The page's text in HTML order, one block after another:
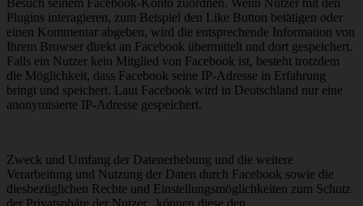
Plugins interagieren, zum Beispiel den Like Button betätigen oder
einen Kommentar abgeben, wird die entsprechende Information von
Ihrem Browser direkt an Facebook übermittelt und dort gespeichert.
Falls ein Nutzer kein Mitglied von Facebook ist, besteht trotzdem
die Möglichkeit, dass Facebook seine IP-Adresse in Erfahrung
bringt und speichert. Laut Facebook wird in Deutschland nur eine
anonymisierte IP-Adresse gespeichert.
Zweck und Umfang der Datenerhebung und die weitere
Verarbeitung und Nutzung der Daten durch Facebook sowie die
diesbezüglichen Rechte und Einstellungsmöglichkeiten zum Schutz
der Privatsphäre der Nutzer , können diese den